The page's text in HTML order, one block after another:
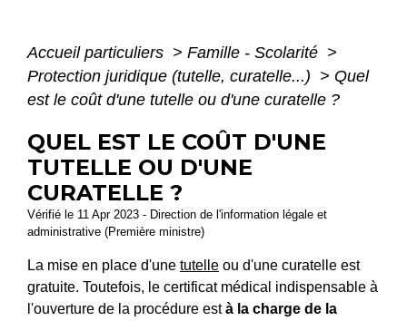
Accueil particuliers > Famille - Scolarité >
Protection juridique (tutelle, curatelle...) > Quel
est le coût d'une tutelle ou d'une curatelle ?
QUEL EST LE COÛT D'UNE
TUTELLE OU D'UNE
CURATELLE ?
Vérifié le 11 Apr 2023 - Direction de l'information légale et
administrative (Première ministre)
La mise en place d'une tutelle ou d'une curatelle est
gratuite. Toutefois, le certificat médical indispensable à
l'ouverture de la procédure està la charge de la